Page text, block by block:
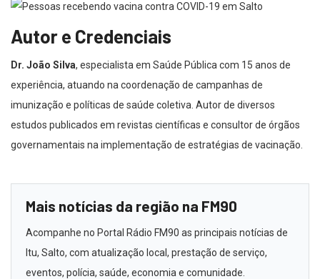
Autor e Credenciais
Dr. João Silva, especialista em Saúde Pública com 15 anos de
experiência, atuando na coordenação de campanhas de
imunização e políticas de saúde coletiva. Autor de diversos
estudos publicados em revistas científicas e consultor de órgãos
governamentais na implementação de estratégias de vacinação.
Mais notícias da região na FM90
Acompanhe no Portal Rádio FM90 as principais notícias de
Itu, Salto, com atualização local, prestação de serviço,
eventos, polícia, saúde, economia e comunidade.